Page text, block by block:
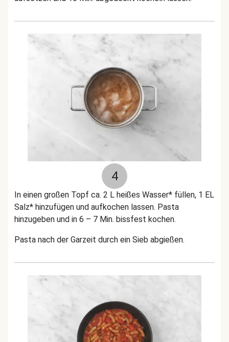
4
In einen großen Topf ca. 2 L heißes Wasser* füllen, 1 EL
Salz* hinzufügen und aufkochen lassen. Pasta
hinzugeben und in 6 – 7 Min. bissfest kochen.
Pasta nach der Garzeit durch ein Sieb abgießen.